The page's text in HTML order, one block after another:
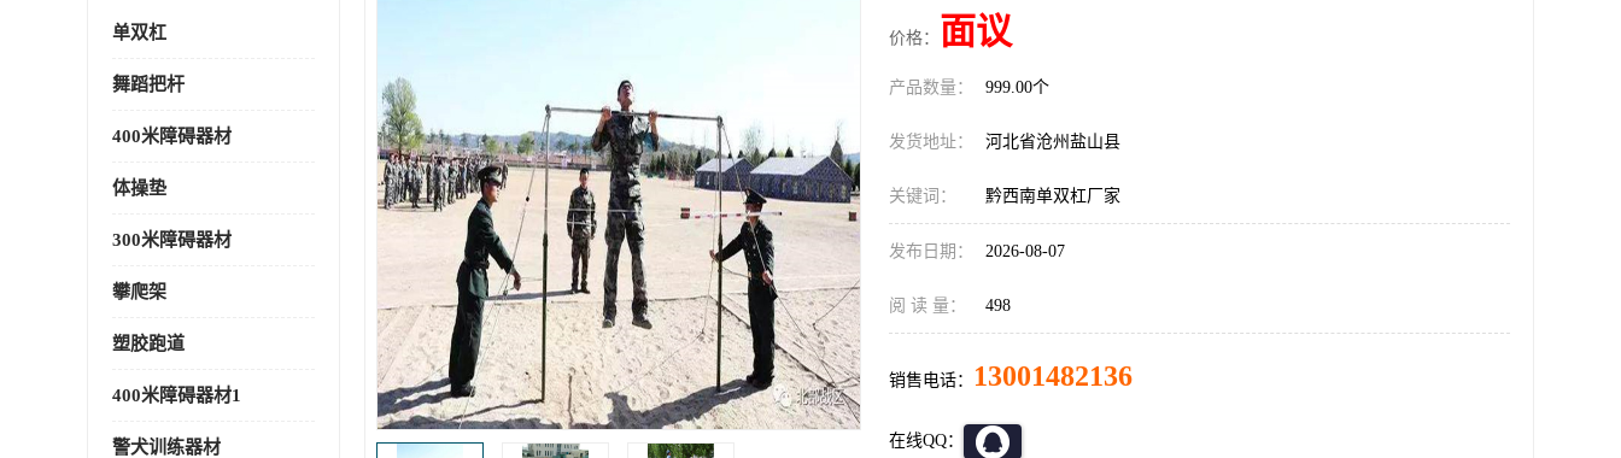
单双杠
舞蹈把杆
400米障碍器材
体操垫
300米障碍器材
攀爬架
塑胶跑道
400米障碍器材1
警犬训练器材
价格： 面议
产品数量： 999.00个
发货地址： 河北省沧州盐山县
关键词： 黔西南单双杠厂家
发布日期： 2026-08-07
阅 读 量： 498
销售电话： 13001482136
在线QQ：